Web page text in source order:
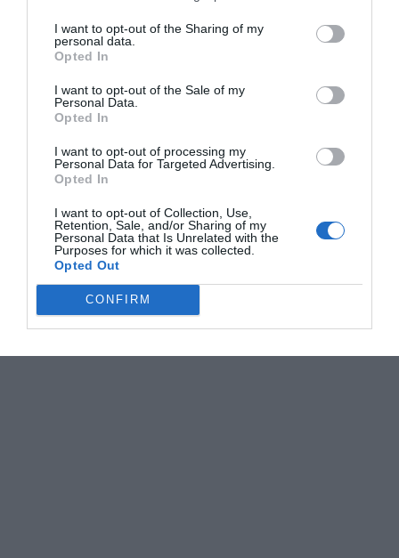
I want to opt-out of the Sharing of my
personal data.
Opted In
I want to opt-out of the Sale of my
Personal Data.
Opted In
I want to opt-out of processing my
Personal Data for Targeted Advertising.
Opted In
I want to opt-out of Collection, Use,
Retention, Sale, and/or Sharing of my
Personal Data that Is Unrelated with the
Purposes for which it was collected.
Opted Out
CONFIRM